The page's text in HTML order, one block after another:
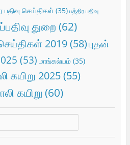
பதிவு செய்திகள்(35) பத்திர பதிவு
துறை (62)
செய்திகள் 2019(58)புதன்
(53) மாங்கல்யம்(35)
கயிறு 2025(55)
கயிறு (60)